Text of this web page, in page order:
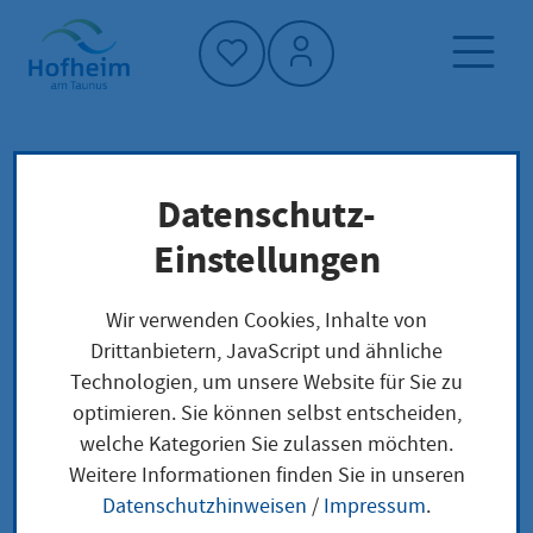
Startseite"
Neuigkeiten und Ausschreibungen
Spaziergang: Das Hundertwasserhaus in Bad
Soden am Taunus
Spaziergang: Das
Datenschutz-
Einstellungen
Wir verwenden Cookies, Inhalte von
Drittanbietern, JavaScript und ähnliche
Technologien, um unsere Website für Sie zu
optimieren. Sie können selbst entscheiden,
welche Kategorien Sie zulassen möchten.
Weitere Informationen finden Sie in unseren
Datenschutzhinweisen / Impressum.